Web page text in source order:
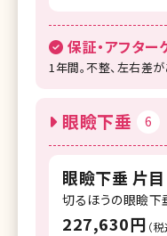
保証・アフター
1年間。不整、左右差
眼瞼下垂 6
眼瞼下垂 片目
切るほうの眼瞼下
227,630円 （税